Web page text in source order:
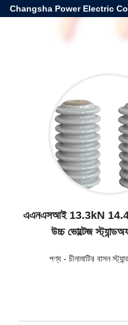
Changsha Power Electric
এএনএসআই 13.3kN 14.4kV
উচ্চ ভোল্টেজ
পণ্য - চীনামাটির বাসন